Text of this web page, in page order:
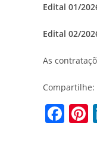
Edital 01/
Edital 02/
As
Compartilhe:
F